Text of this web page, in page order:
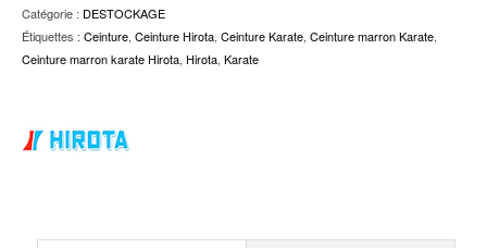
Catégorie : DESTOCKAGE
Étiquettes : Ceinture, Ceinture Hirota, Ceinture Karate, Ceinture marron Karate,
Ceinture marron karate Hirota, Hirota, Karate